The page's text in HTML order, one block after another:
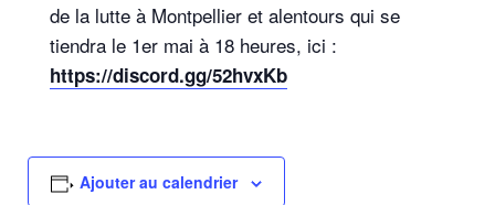
de la lutte à Montpellier et alentours qui se
tiendra le 1er mai à 18 heures, ici :
https://discord.gg/52hvxKb
Ajouter au calendrier